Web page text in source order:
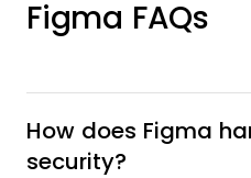
Figma FAQs
How does Figma
security?